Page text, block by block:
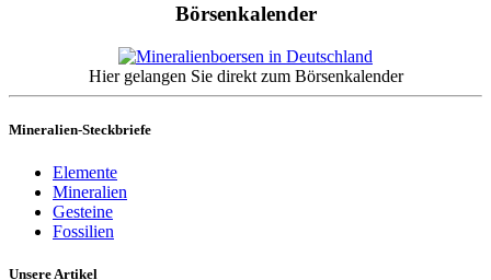
Börsenkalender
Hier gelangen Sie direkt zum Börsenkalender
Mineralien-Steckbriefe
Elemente
Mineralien
Gesteine
Fossilien
Unsere Artikel